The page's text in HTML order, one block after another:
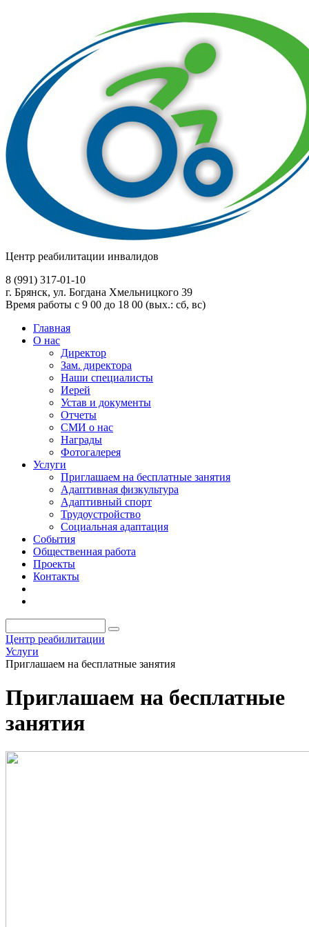
Центр реабилитации инвалидов
8 (991) 317-01-10
г. Брянск, ул. Богдана Хмельницкого 39
Время работы с 9 00 до 18 00 (вых.: сб, вс)
Главная
О нас
Директор
Зам. директора
Наши специалисты
Иерей
Устав и документы
Отчеты
СМИ о нас
Награды
Фотогалерея
Услуги
Приглашаем на бесплатные занятия
Адаптивная физкультура
Адаптивный спорт
Трудоустройство
Социальная адаптация
События
Общественная работа
Проекты
Контакты
Центр реабилитации
Услуги
Приглашаем на бесплатные занятия
Приглашаем на бесплатные
занятия